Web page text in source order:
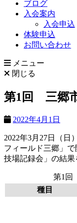
ブログ
入会案内
入会申込
体験申込
お問い合わせ
メニュー
閉じる
第1回 三郷
2022年4月1日
2022年3月27日（日
フィールド三郷」
技場記録会」の結果
第1回
種目